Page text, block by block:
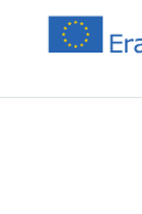
IMAGE